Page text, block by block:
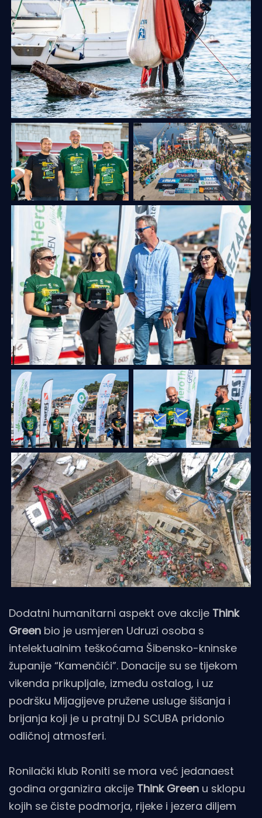
Dodatni humanitarni aspekt ove akcije Think
Green bio je usmjeren Udruzi osoba s
intelektualnim teškoćama Šibensko-kninske
županije “Kamenčići”. Donacije su se tijekom
vikenda prikupljale, između ostalog, i uz
podršku Mijagijeve pružene usluge šišanja i
brijanja koji je u pratnji DJ SCUBA pridonio
odličnoj atmosferi.
Ronilački klub Roniti se mora već jedanaest
godina organizira akcije Think Green u sklopu
kojih se čiste podmorja, rijeke i jezera diljem